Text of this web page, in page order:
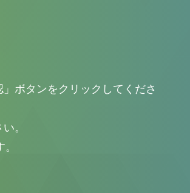
ボタンをクリックしてくださ
。